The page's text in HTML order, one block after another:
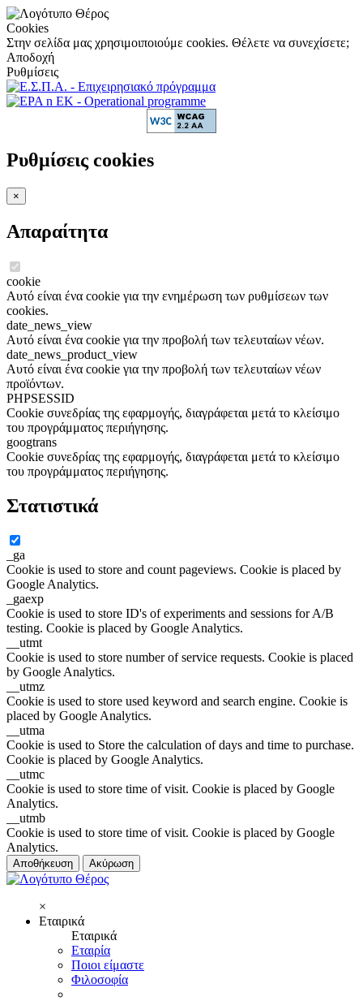
Cookies
Στην σελίδα μας χρησιμοιποιούμε cookies. Θέλετε να συνεχίσετε;
Αποδοχή
Ρυθμίσεις
Ρυθμίσεις cookies
×
Απαραίτητα
cookie
Αυτό είναι ένα cookie για την ενημέρωση των ρυθμίσεων των
cookies.
date_news_view
Αυτό είναι ένα cookie για την προβολή των τελευταίων νέων.
date_news_product_view
Αυτό είναι ένα cookie για την προβολή των τελευταίων νέων
προϊόντων.
PHPSESSID
Cookie συνεδρίας της εφαρμογής, διαγράφεται μετά το κλείσιμο
του προγράμματος περιήγησης.
googtrans
Cookie συνεδρίας της εφαρμογής, διαγράφεται μετά το κλείσιμο
του προγράμματος περιήγησης.
Στατιστικά
_ga
Cookie is used to store and count pageviews. Cookie is placed by
Google Analytics.
_gaexp
Cookie is used to store ID's of experiments and sessions for A/B
testing. Cookie is placed by Google Analytics.
__utmt
Cookie is used to store number of service requests. Cookie is placed
by Google Analytics.
__utmz
Cookie is used to store used keyword and search engine. Cookie is
placed by Google Analytics.
__utma
Cookie is used to Store the calculation of days and time to purchase.
Cookie is placed by Google Analytics.
__utmc
Cookie is used to store time of visit. Cookie is placed by Google
Analytics.
__utmb
Cookie is used to store time of visit. Cookie is placed by Google
Analytics.
Αποθήκευση Ακύρωση
×
Εταιρικά
Εταιρικά
Εταιρία
Ποιοι είμαστε
Φιλοσοφία